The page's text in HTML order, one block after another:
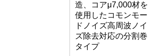
造、コアμ7,000材を
使用したコモンモー
ドノイズ高周波ノイ
ズ除去対応の分割巻
タイプ